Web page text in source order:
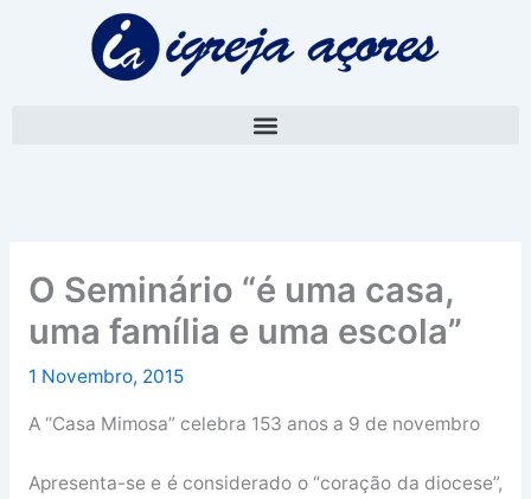
O Seminário “é uma casa,
uma família e uma escola”
1 Novembro, 2015
A “Casa Mimosa” celebra 153 anos a 9 de novembro
Apresenta-se e é considerado o “coração da diocese”,